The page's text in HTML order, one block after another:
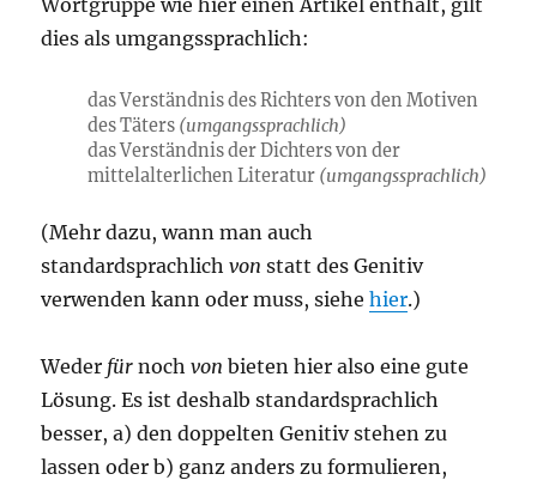
Wortgruppe wie hier einen Artikel enthält, gilt
dies als umgangssprachlich:
das Verständnis des Richters von den Motiven
des Täters (umgangssprachlich)
das Verständnis der Dichters von der
mittelalterlichen Literatur(umgangssprachlich)
(Mehr dazu, wann man auch
standardsprachlichvon statt des Genitiv
verwenden kann oder muss, siehehier.)
Weder für nochvon bieten hier also eine gute
Lösung. Es ist deshalb standardsprachlich
besser, a) den doppelten Genitiv stehen zu
lassen oder b) ganz anders zu formulieren,